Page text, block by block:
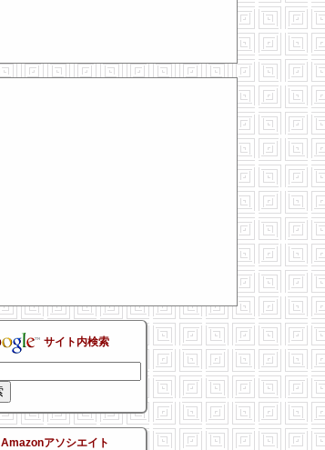
サイト内検索
Amazonアソシエイト